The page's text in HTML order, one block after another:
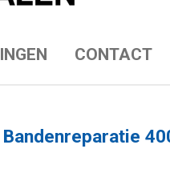
CONTACT